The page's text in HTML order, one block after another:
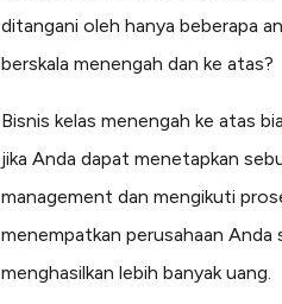
ditangani oleh hanya beberapa
berskala menengah dan ke atas?
Bisnis kelas menengah ke atas
jika Anda dapat menetapkan
management dan mengikuti
menempatkan perusahaan Anda
menghasilkan lebih banyak uang.